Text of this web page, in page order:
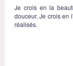
Je crois en la
douceur. Je crois en
réalisés.